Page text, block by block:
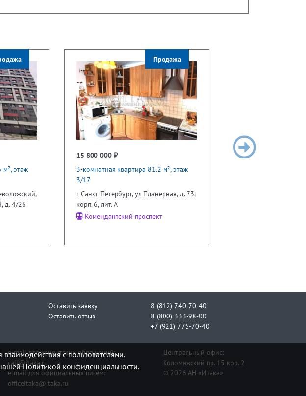
м², этаж
д. 4/26
Продажа
15 800 000 ₽
3-комнатная квартира 81.2 м², этаж
3/17
г Санкт-Петербург, ул Планерная, д. 73,
корп. 6, лит. А
Комендантский проспект
Оставить заявку
Оставить отзыв
8 (812) 740-70-40
8 (800) 333-98-00
+7 (921) 775-70-40
e-mail для клиентских обращений:
call@itaka.ru
e-mail для официальных писем:
officeitaka@itaka.ru
Центральный офис:
Коломяжский пр. 15 кор. 2
© 2026 АН «Итака»
с пользователями.
Политикой конфиденциальности.